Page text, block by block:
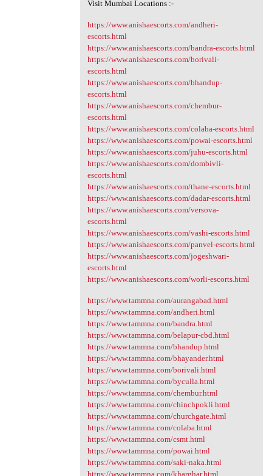
Visit Mumbai Locations :-
https://www.anishaescorts.com/andheri-
escorts.html
https://www.anishaescorts.com/bandra-escorts.html
https://www.anishaescorts.com/borivali-
escorts.html
https://www.anishaescorts.com/bhandup-
escorts.html
https://www.anishaescorts.com/chembur-
escorts.html
https://www.anishaescorts.com/colaba-escorts.html
https://www.anishaescorts.com/powai-escorts.html
https://www.anishaescorts.com/juhu-escorts.html
https://www.anishaescorts.com/dombivli-
escorts.html
https://www.anishaescorts.com/thane-escorts.html
https://www.anishaescorts.com/dadar-escorts.html
https://www.anishaescorts.com/versova-
escorts.html
https://www.anishaescorts.com/vashi-escorts.html
https://www.anishaescorts.com/panvel-escorts.html
https://www.anishaescorts.com/jogeshwari-
escorts.html
https://www.anishaescorts.com/worli-escorts.html
https://www.tammna.com/aurangabad.html
https://www.tammna.com/andheri.html
https://www.tammna.com/bandra.html
https://www.tammna.com/belapur-cbd.html
https://www.tammna.com/bhandup.html
https://www.tammna.com/bhayander.html
https://www.tammna.com/borivali.html
https://www.tammna.com/byculla.html
https://www.tammna.com/chembur.html
https://www.tammna.com/chinchpokli.html
https://www.tammna.com/churchgate.html
https://www.tammna.com/colaba.html
https://www.tammna.com/csmt.html
https://www.tammna.com/powai.html
https://www.tammna.com/saki-naka.html
https://www.tammna.com/kharghar.html